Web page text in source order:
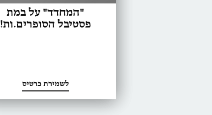
"המחדד" על במת
פסטיבל הסופרים.ות!
לשמירת כרטיס